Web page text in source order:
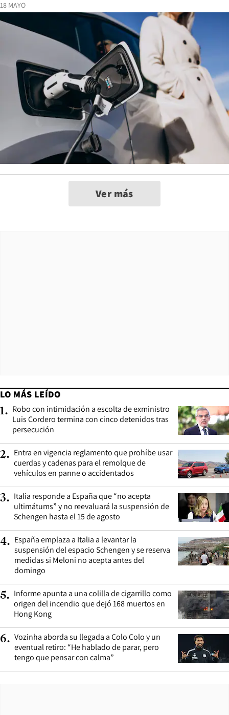
18 MAYO
Ver más
LO MÁS LEÍDO
1. Robo con intimidación a escolta de exministro
Luis Cordero termina con cinco detenidos tras
persecución
2. Entra en vigencia reglamento que prohíbe usar
cuerdas y cadenas para el remolque de
vehículos en panne o accidentados
3. Italia responde a España que “no acepta
ultimátums” y no reevaluará la suspensión de
Schengen hasta el 15 de agosto
4. España emplaza a Italia a levantar la
suspensión del espacio Schengen y se reserva
medidas si Meloni no acepta antes del
domingo
5. Informe apunta a una colilla de cigarrillo como
origen del incendio que dejó 168 muertos en
Hong Kong
6. Vozinha aborda su llegada a Colo Colo y un
eventual retiro: “He hablado de parar, pero
tengo que pensar con calma”